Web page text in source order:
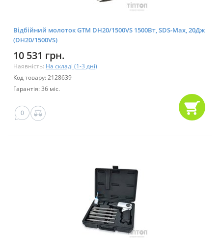
Відбійний молоток GTM DH20/1500VS 1500Вт, SDS-Max, 20Дж
(DH20/1500VS)
10 531 грн.
Наявність: На складі (1-3 дні)
Код товару: 2128639
Гарантія: 36 міс.
0